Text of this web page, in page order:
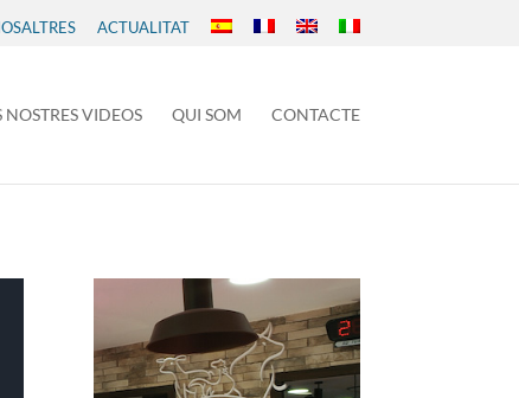
ACTUALITAT
NOSTRES VIDEOS QUI SOM CONTACTE